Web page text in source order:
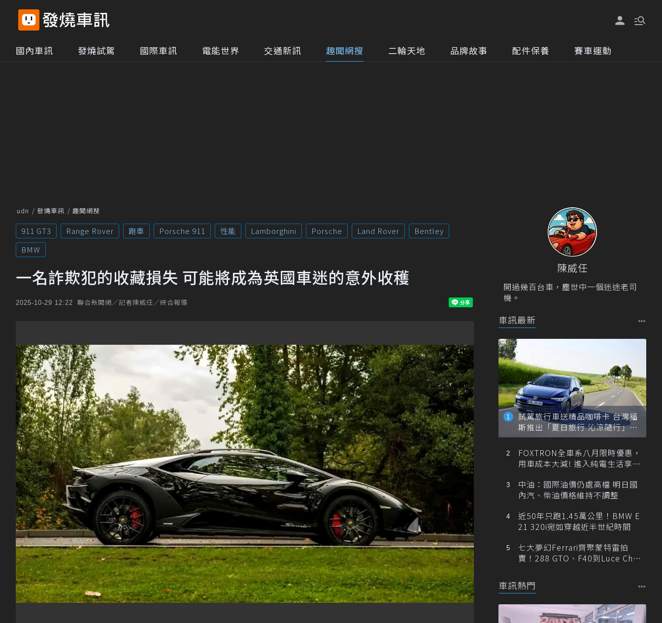
國內車訊 發燒試駕 國際車訊 電能世界 交通新訊 趣聞網搜 二輪天地 品牌故事 配件保養 賽車運動
udn 發燒車訊 趣聞網搜
911 GT3 Range Rover 跑車 Porsche 911 性能 Lamborghini Porsche Land Rover
Bentley
BMW
一名詐欺犯的收藏損失 可能將成為英國車迷的意外收穫
2025-10-29 12:22 聯合新聞網／記者陳威任／綜合報導
陳威任
開過幾百台車，塵世中一個迷途老司
機。
車訊最新
試駕旅行車送精品咖啡卡 台灣福
斯推出「夏日旅行 沁涼隨行」活
動
FOXTRON全車系八月限時優惠，
用車成本大減! 進入純電生活享
中油：國際油價仍處高檔 明日國
內汽、柴油價格維持不調整
近50年只跑1.45萬公里！BMW E
21 320i宛如穿越近半世紀時間
七大夢幻Ferrari齊聚蒙特雷拍
賣！288 GTO、F40到Luce Cha
車訊熱門